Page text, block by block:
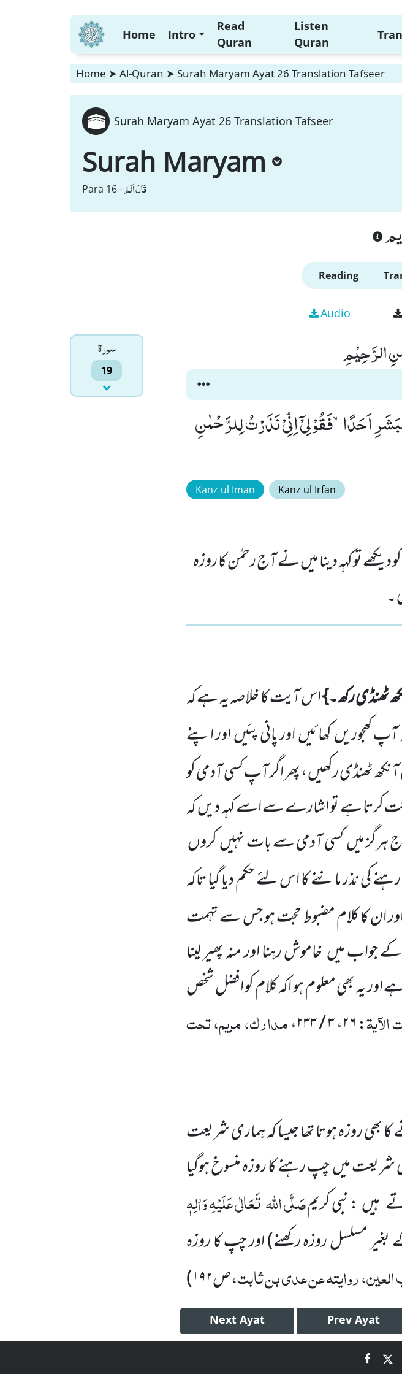
Home Intro
Read
Quran
Listen
Quran
Home ➤ Al-Quran ➤ Surah Maryam Ayat 26 Translation Tafseer
Surah Maryam Ayat 26 Translation Tafseer
Surah Maryam
Para 16 -قَالَ اَلَمْ
Reading
Audio
سورۃ
19
الرَّحِیْمِ
اَحَدًاۙ-فَقُوْلِیْۤ اِنِّیْ نَذَرْتُ لِلرَّحْمٰنِ
Kanz ul Iman Kanz ul Irfan
دیکھے تو کہہ دینا میں نے آج رحمٰن کا روزہ
۔
ٹھنڈی رکھ۔}اس آیت کا خلاصہ یہ ہے کہ
آپ کھجوریںکھائیںاور پانی پئیںاور اپنے
ٹھنڈی رکھیں ، پھر اگر آپ کسی آدمی کو
کرتا ہے تو اشارے سے اسے کہہ دیںکہ
ہرگز میںکسی آدمی سے بات نہیںکروں
کی نذر ماننے کا اس لئے حکم دیا گیا تاکہ
ان کا کلام مضبوط حجت ہو جس سے تہمت
جواب میںخاموش رہنا اور منہ پھیر لینا
اور یہ بھی معلوم ہو اکہ کلام کو افضل شخص
:۲۶،۳ / ۲۳۳ ،مدارک، مریم، تحت
بھی روزہ ہوتا تھا جیسا کہ ہماری شریعت
شریعت میںچپ رہنے کا روزہ منسوخ ہوگیا
ہیں : نبی کریمصَلَّی اللہتَعَالٰی عَلَیْہِ وَاٰلِہٖ
بغیر مسلسل روزہ رکھنے)اور چپ کا روزہ
روایتہ عن عدی بن ثابت،ص۱۹۲)
Next Ayat Prev Ayat